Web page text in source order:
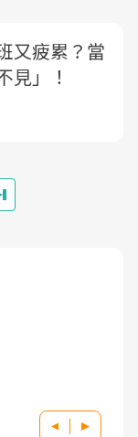
又疲累？當
見」！